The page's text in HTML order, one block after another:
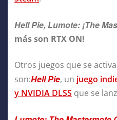
Hell Pie, Lumote: ¡The
más son RTX ON!
Otros juegos que se
son:Hell Pie, un juego
y NVIDIA DLSS que se